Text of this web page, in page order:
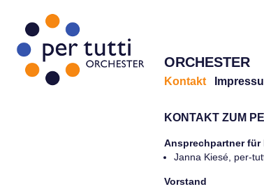
ORCHESTER
Kontakt
KONTAKT ZUM
Ansprechpartner für
Janna Kiesé, per-
Vorstand